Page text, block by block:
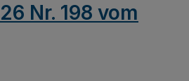
Nr. 198 vom